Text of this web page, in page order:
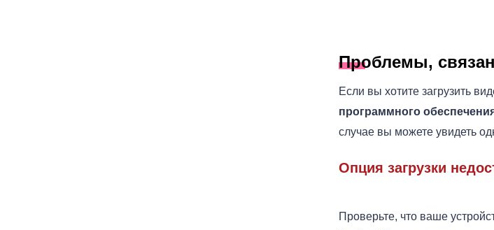
Проблемы,
Если вы хотите загрузить
программного
случае вы можете увидеть
Опция загрузки
Проверьте, что ваше